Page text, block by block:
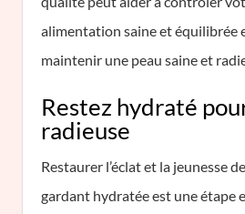
alimentation saine et équilibrée
maintenir une peau saine et
Restez hydraté
radieuse
Restaurer l’éclat et la jeunesse
gardant hydratée est une étape